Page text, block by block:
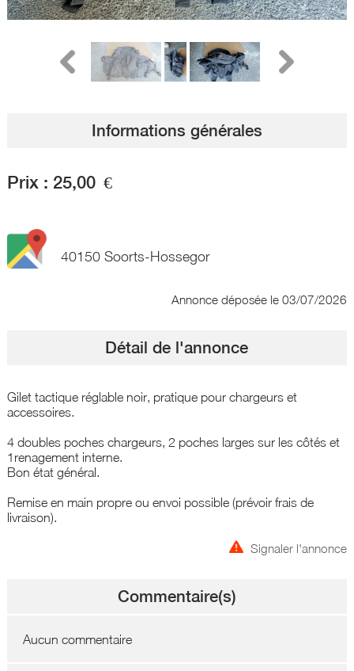
Informations générales
Prix : 25,00 €
40150 Soorts-Hossegor
Annonce déposée le 03/07/2026
Détail de l'annonce
Gilet tactique réglable noir, pratique pour chargeurs et
accessoires.
4 doubles poches chargeurs, 2 poches larges sur les côtés et
1renagement interne.
Bon état général.
Remise en main propre ou envoi possible (prévoir frais de
livraison).
Signaler l'annonce
Commentaire(s)
Aucun commentaire